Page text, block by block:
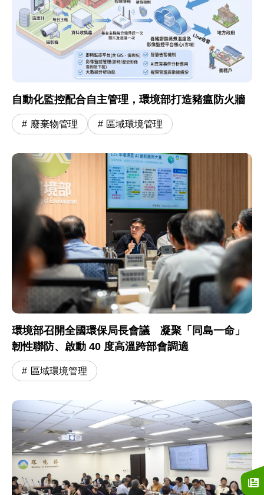
自動化監控配合自主管理，環境部打造豬瘟防火牆
廢棄物管理 區域環境管理
環境部召開全國環保局長會議 凝聚「同島一命」
韌性聯防、啟動 40 度高溫跨部會調適
區域環境管理